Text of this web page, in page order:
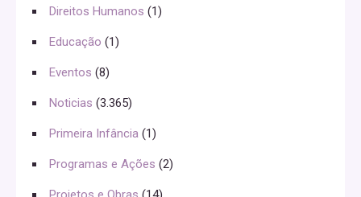
Direitos Humanos (1)
Educação (1)
Eventos (8)
Noticias (3.365)
Primeira Infância (1)
Programas e Ações (2)